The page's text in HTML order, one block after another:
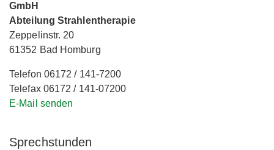
GmbH
Abteilung Strahlentherapie
Zeppelinstr. 20
61352 Bad Homburg
Telefon 06172 / 141-7200
Telefax 06172 / 141-07200
E-Mail senden
Sprechstunden